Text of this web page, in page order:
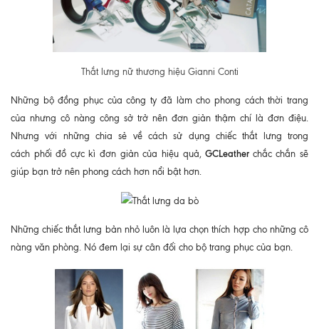
Thắt lưng nữ thương hiệu Gianni Conti
Những bộ đồng phục của công ty đã làm cho phong cách thời trang
của nhưng cô nàng công sở trở nên đơn giản thậm chí là đơn điệu.
Nhưng với những chia sẻ về cách sử dụng chiếc thắt lưng trong
cách phối đồ cực kì đơn giản của hiệu quả,GCLeather chắc chắn sẽ
giúp bạn trở nên phong cách hơn nổi bật hơn.
Những chiếc thắt lưng bản nhỏ luôn là lựa chọn thích hợp cho những cô
nàng văn phòng. Nó đem lại sự cân đối cho bộ trang phục của bạn.